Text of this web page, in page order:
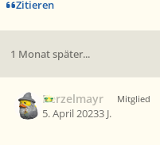
Zitieren
1 Monat später...
Berzelmayr Mitglied
5. April 20233 J.